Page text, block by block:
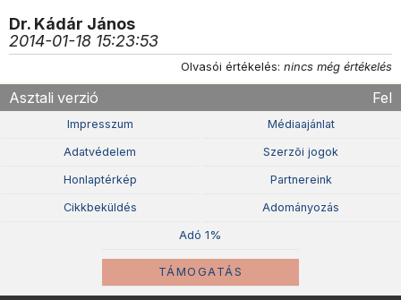
Dr. Kádár János
2014-01-18 15:23:53
Olvasói értékelés: nincs még értékelés
Asztali verzió Fel
Impresszum Médiaajánlat
Adatvédelem Szerzõi jogok
Honlaptérkép Partnereink
Cikkbeküldés Adományozás
Adó 1%
TÁMOGATÁS